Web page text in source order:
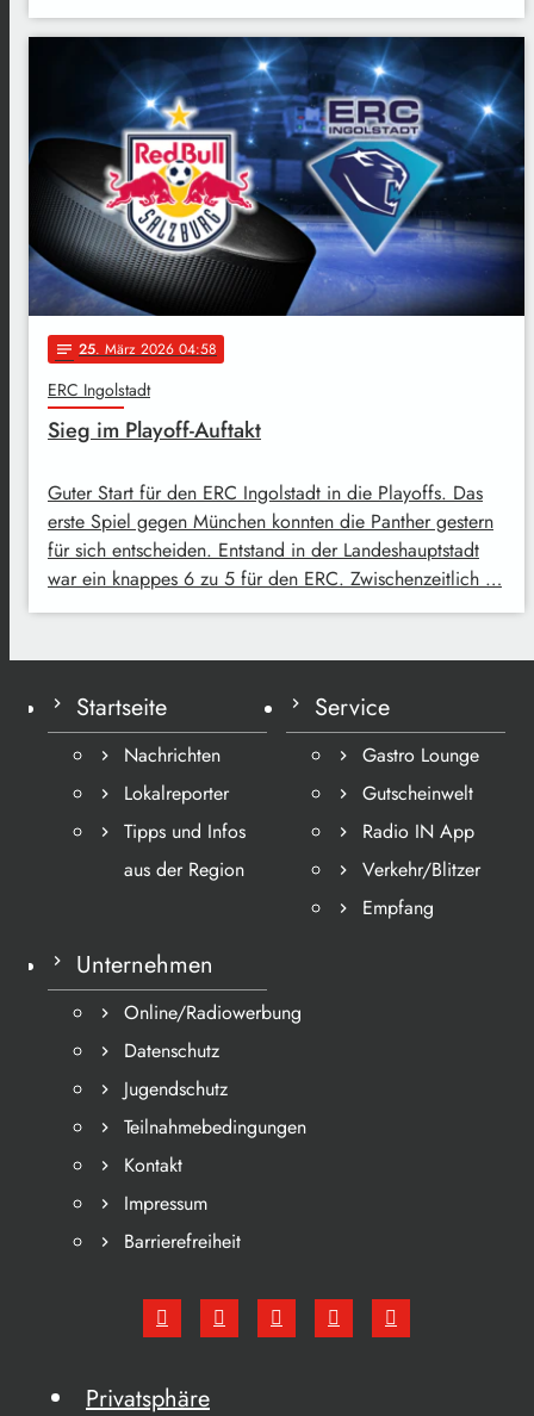
notes 25. März 2026 04:58
ERC Ingolstadt
Sieg im Playoff-Auftakt
Guter Start für den ERC Ingolstadt in die Playoffs. Das
erste Spiel gegen München konnten die Panther gestern
für sich entscheiden. Entstand in der Landeshauptstadt
war ein knappes 6 zu 5 für den ERC. Zwischenzeitlich …
Startseite
Nachrichten
Lokalreporter
Tipps und Infos
aus der Region
Service
Gastro Lounge
Gutscheinwelt
Radio IN App
Verkehr/Blitzer
Empfang
Unternehmen
Online/Radiowerbung
Datenschutz
Jugendschutz
Teilnahmebedingungen
Kontakt
Impressum
Barrierefreiheit
Privatsphäre